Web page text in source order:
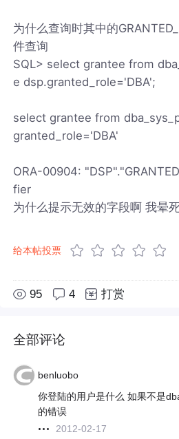
为什么查询时其中的
件查询
SQL> select grantee from
e dsp.granted_role='DBA';
select grantee from
granted_role='DBA'
ORA-00904:
fier
为什么提示无效的字段啊 我晕
给本帖投票
95 4 打赏
全部评论
benluobo
你登陆的用户是什么 如果不是
的错误
2012-02-17